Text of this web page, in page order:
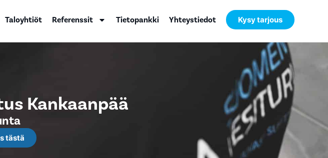
Taloyhtiöt Referenssit Tietopankki Yhteystiedot Kysy tarjous
Kankaanpää
tästä